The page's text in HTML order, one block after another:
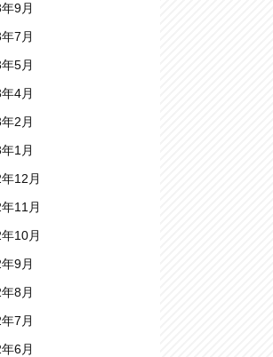
9月
7月
5月
4月
2月
1月
12月
11月
10月
9月
8月
7月
6月